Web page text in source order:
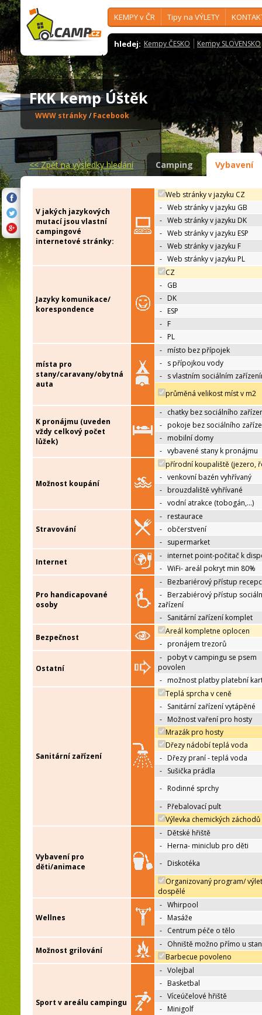
KEMPY v ČR Tipy na VÝLETY
hledej: Kempy ČESKO Kempy SLOVENSKO
FKK kemp Úštěk
WWW stránky/ Facebook
<<Zpět na výsledky hledání Camping Vybavení
V jakých jazykových
mutací jsou vlastní
campingové
internetové stránky:
Web stránky v jazyku CZ
- Web stránky v jazyku GB
- Web stránky v jazyku DK
- Web stránky v jazyku ESP
- Web stránky v jazyku F
- Web stránky v jazyku PL
Jazyky komunikace/
korespondence
CZ
- GB
- DK
- ESP
- F
- PL
místa pro
stany/caravany/obytná
auta
- místo bez přípojek
- s přípojkou vody
- s vlastním sociálním
průměná velikost míst v m2
K pronájmu (uveden
vždy celkový počet
lůžek)
- chatky bez sociálního
- pokoje bez sociálního
- mobilní domy
- vybavené stany k pronájmu
Možnost koupání
přírodní koupaliště (jezero,
- venkovní bazén vyhřívaný
- brouzdaliště vyhřívané
- vodní atrakce (tobogán,…)
Stravování
- restaurace
- občerstvení
- supermarket
Internet
- internet point-počitač k
- WiFi- areál pokryt min 80%
Pro handicapované
osoby
- Bezbariérový přístup
- Berzabiérový přístup
zařízení
- Sanitární zařízení komplet
Bezpečnost
Areál kompletne oplocen
- pronájem trezorů
Ostatní
- pobyt v campingu se psem
povolen
- možnost platby platební
Sanitární zařízení
Teplá sprcha v ceně
- Sanitární zařízení vytápěné
- Možnost vaření pro hosty
Mrazák pro hosty
Dřezy nádobí teplá voda
- Dřezy praní - teplá voda
- Sušička prádla
- Rodinné sprchy
- Přebalovací pult
Výlevka chemických záchodů
Vybavení pro
děti/animace
- Dětské hřiště
- Herna- miniclub pro děti
- Diskotéka
Organizovaný program/
dospělé
Wellnes
- Whirpool
- Masáže
- Centrum péče o tělo
Možnost grilování
- Ohniště možno přímo u
Barbecue povoleno
Sport v areálu campingu
- Volejbal
- Basketbal
- Víceúčelové hřiště
- Minigolf